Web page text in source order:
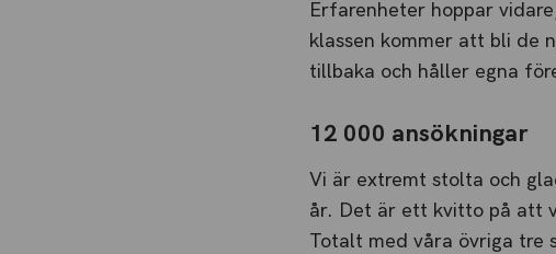
Erfarenheter hoppar
klassen kommer att bli de
tillbaka och håller egna
12 000 ansökningar
Vi är extremt stolta och
år. Det är ett kvitto på att
Totalt med våra övriga tre